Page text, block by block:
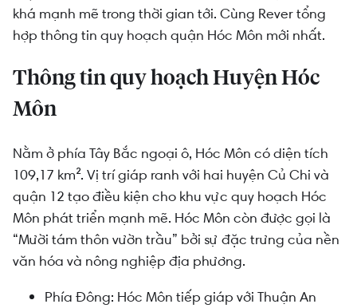
khá mạnh mẽ trong thời gian tới. Cùng Rever tổng
hợp thông tin quy hoạch quận Hóc Môn mới nhất.
Thông tin quy hoạch Huyện Hóc
Môn
Nằm ở phía Tây Bắc ngoại ô, Hóc Môn có diện tích
109,17 km². Vị trí giáp ranh với hai huyện Củ Chi và
quận 12 tạo điều kiện cho khu vực quy hoạch Hóc
Môn phát triển mạnh mẽ. Hóc Môn còn được gọi là
“Mười tám thôn vườn trầu” bởi sự đặc trưng của nền
văn hóa và nông nghiệp địa phương.
Phía Đông: Hóc Môn tiếp giáp với Thuận An